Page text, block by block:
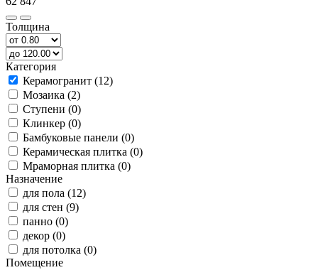
Толщина
Категория
Керамогранит (12)
Мозаика (2)
Ступени (0)
Клинкер (0)
Бамбуковые панели (0)
Керамическая плитка (0)
Мраморная плитка (0)
Назначение
для пола (12)
для стен (9)
панно (0)
декор (0)
для потолка (0)
Помещение